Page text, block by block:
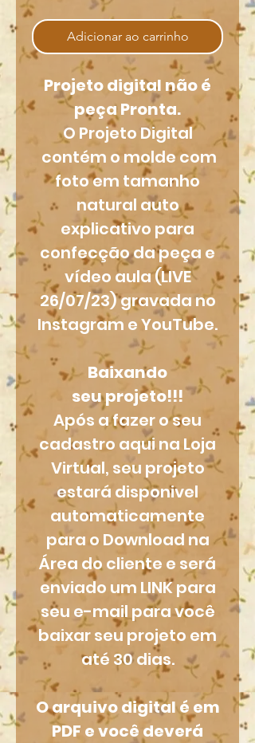
Adicionar ao carrinho
Projeto digital não é
peça Pronta.
O Projeto Digital
contém o molde com
foto em tamanho
natural auto
explicativo para
confecção da peça e
vídeo aula (LIVE
26/07/23) gravada no
Instagram e YouTube.
Baixando
seu projeto!!!
Após a fazer o seu
cadastro aqui na Loja
Virtual, seu projeto
estará disponivel
automaticamente
para o Download na
Área do cliente e será
enviado um LINK para
seu e-mail para você
baixar seu projeto em
até 30 dias.
O arquivo digital é em
PDF e você deverá